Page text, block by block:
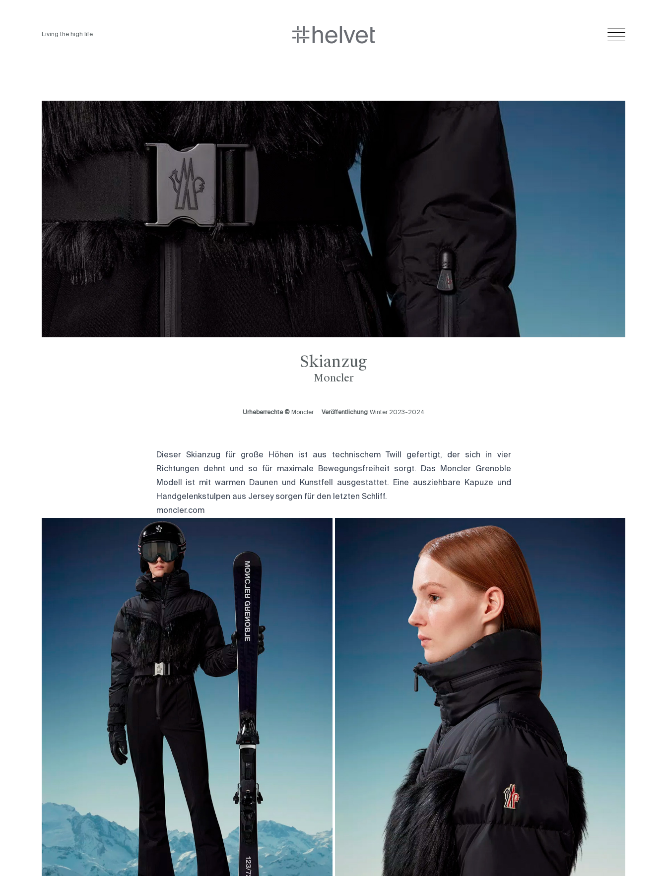
Living the high life
Skianzug
Moncler
Urheberrechte © Moncler Veröffentlichung Winter 2023-2024
Dieser Skianzug für große Höhen ist aus technischem Twill gefertigt, der sich in vier
Richtungen dehnt und so für maximale Bewegungsfreiheit sorgt. Das Moncler Grenoble
Modell ist mit warmen Daunen und Kunstfell ausgestattet. Eine ausziehbare Kapuze und
Handgelenkstulpen aus Jersey sorgen für den letzten Schliff.
moncler.com